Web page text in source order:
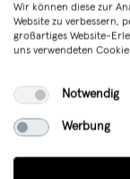
Wir können diese zur
Website zu verbessern,
großartiges Website-
uns verwendeten
Notwendig
Werbung